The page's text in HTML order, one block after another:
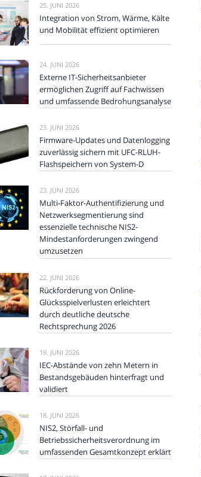
25. JUNI 2026
Integration von Strom, Wärme, Kälte
und Mobilität effizient optimieren
24. JUNI 2026
Externe IT-Sicherheitsanbieter
ermöglichen Zugriff auf Fachwissen
und umfassende Bedrohungsanalyse
23. JUNI 2026
Firmware-Updates und Datenlogging
zuverlässig sichern mit UFC-RLUH-
Flashspeichern von System-D
23. JUNI 2026
Multi-Faktor-Authentifizierung und
Netzwerksegmentierung sind
essenzielle technische NIS2-
Mindestanforderungen zwingend
umzusetzen
22. JUNI 2026
Rückforderung von Online-
Glücksspielverlusten erleichtert
durch deutliche deutsche
Rechtsprechung 2026
19. JUNI 2026
IEC-Abstände von zehn Metern in
Bestandsgebäuden hinterfragt und
validiert
18. JUNI 2026
NIS2, Störfall- und
Betriebssicherheitsverordnung im
umfassenden Gesamtkonzept erklärt